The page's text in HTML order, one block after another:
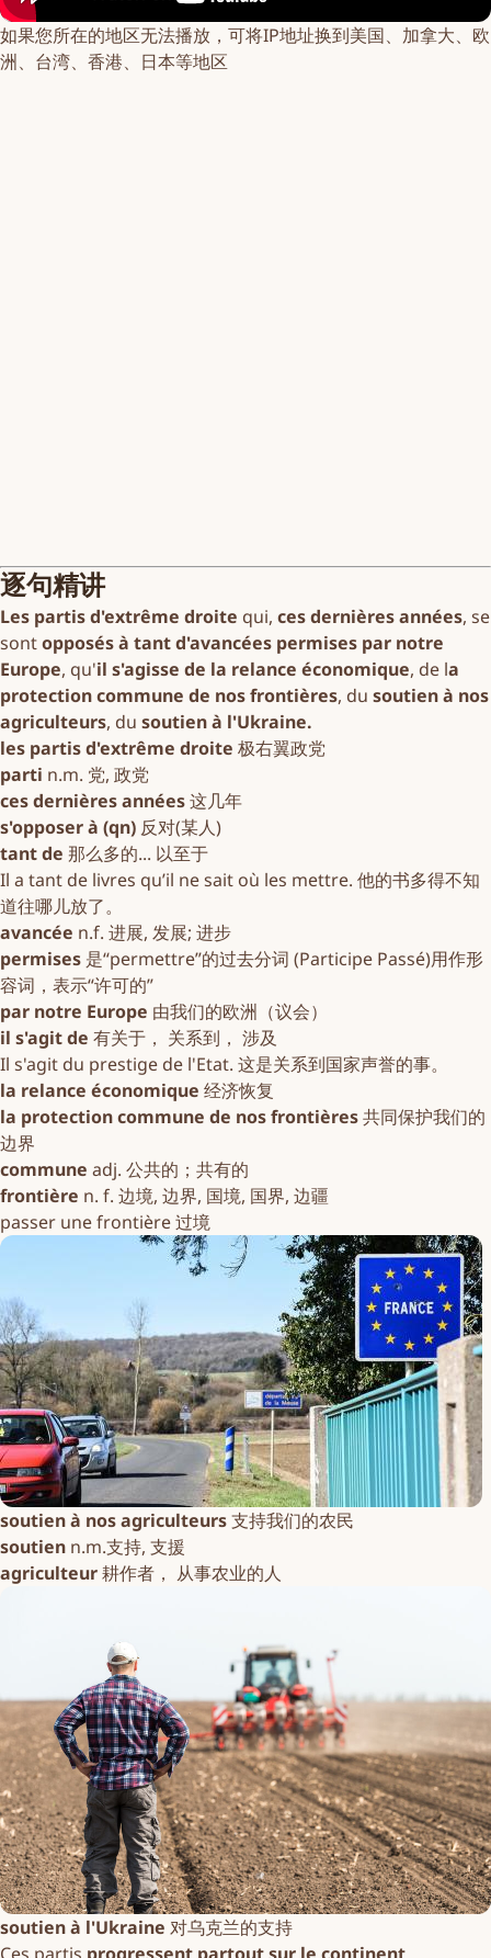
如果您所在的地区无法播放，可将IP地址换到美国、加拿大、欧
洲、台湾、香港、日本等地区
逐句精讲
Les partis d'extrême droite qui, ces dernières années, se
sontopposés à tant d'avancées permises par notre
Europe, qu'il s'agisse de la relance économique, de la
protection commune de nos frontières, du soutien à nos
agriculteurs, du soutien à l'Ukraine.
les partis d'extrême droite 极右翼政党
parti n.m. 党, 政党
ces dernières années这几年
s'opposer à (qn) 反对(某人)
tant de 那么多的... 以至于
Il a tant de livres qu’il ne sait où les mettre. 他的书多得不知
道往哪儿放了。
avancée n.f. 进展, 发展; 进步
permises 是“permettre”的过去分词 (Participe Passé)用作形
容词，表示“许可的”
par notre Europe 由我们的欧洲（议会）
il s'agit de 有关于， 关系到， 涉及
Il s'agit du prestige de l'Etat. 这是关系到国家声誉的事。
la relance économique 经济恢复
la protection commune de nos frontières共同保护我们的
边界
commune adj. 公共的；共有的
frontière n. f. 边境, 边界, 国境, 国界, 边疆
passer une frontière 过境
soutien à nos agriculteurs支持我们的农民
soutien n.m.支持, 支援
agriculteur耕作者， 从事农业的人
soutien à l'Ukraine 对乌克兰的支持